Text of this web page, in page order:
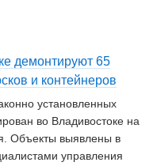
демонтируют 65
и контейнеров
установленных
во Владивостоке на
Объекты выявлены в
управления